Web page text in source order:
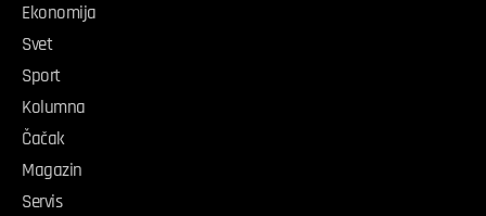
Ekonomija
Svet
Sport
Kolumna
Čačak
Magazin
Servis